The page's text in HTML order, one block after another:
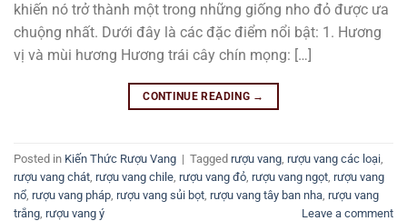
khiến nó trở thành một trong những giống nho đỏ được ưa
chuộng nhất. Dưới đây là các đặc điểm nổi bật: 1. Hương
vị và mùi hương Hương trái cây chín mọng: […]
CONTINUE READING →
Posted in Kiến Thức Rượu Vang | Tagged rượu vang rượu vang các loại
rượu vang chát rượu vang chile rượu vang đỏ rượu vang ngọt rượu vang
nổ rượu vang pháp rượu vang sủi bọt rượu vang tây ban nha rượu vang
trắng rượu vang ý Leave a comment